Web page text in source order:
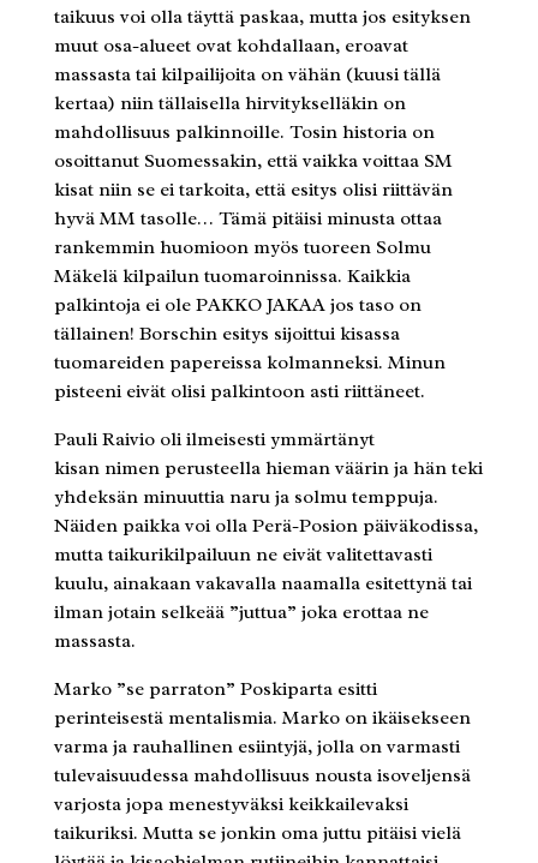
taikuus voi olla täyttä paskaa, mutta jos esityksen
muut osa-alueet ovat kohdallaan, eroavat
massasta tai kilpailijoita on vähän (kuusi tällä
kertaa) niin tällaisella hirvitykselläkin on
mahdollisuus palkinnoille. Tosin historia on
osoittanut Suomessakin, että vaikka voittaa SM
kisat niin se ei tarkoita, että esitys olisi riittävän
hyvä MM tasolle… Tämä pitäisi minusta ottaa
rankemmin huomioon myös tuoreen Solmu
Mäkelä kilpailun tuomaroinnissa. Kaikkia
palkintoja ei ole PAKKO JAKAA jos taso on
tällainen! Borschin esitys sijoittui kisassa
tuomareiden papereissa kolmanneksi. Minun
pisteeni eivät olisi palkintoon asti riittäneet.
Pauli Raivio oli ilmeisesti ymmärtänyt
kisan nimen perusteella hieman väärin ja hän teki
yhdeksän minuuttia naru ja solmu temppuja.
Näiden paikka voi olla Perä-Posion päiväkodissa,
mutta taikurikilpailuun ne eivät valitettavasti
kuulu, ainakaan vakavalla naamalla esitettynä tai
ilman jotain selkeää ”juttua” joka erottaa ne
massasta.
Marko ”se parraton” Poskiparta esitti
perinteisestä mentalismia. Marko on ikäisekseen
varma ja rauhallinen esiintyjä, jolla on varmasti
tulevaisuudessa mahdollisuus nousta isoveljensä
varjosta jopa menestyväksi keikkailevaksi
taikuriksi. Mutta se jonkin oma juttu pitäisi vielä